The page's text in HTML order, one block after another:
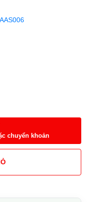
chuyển khoản